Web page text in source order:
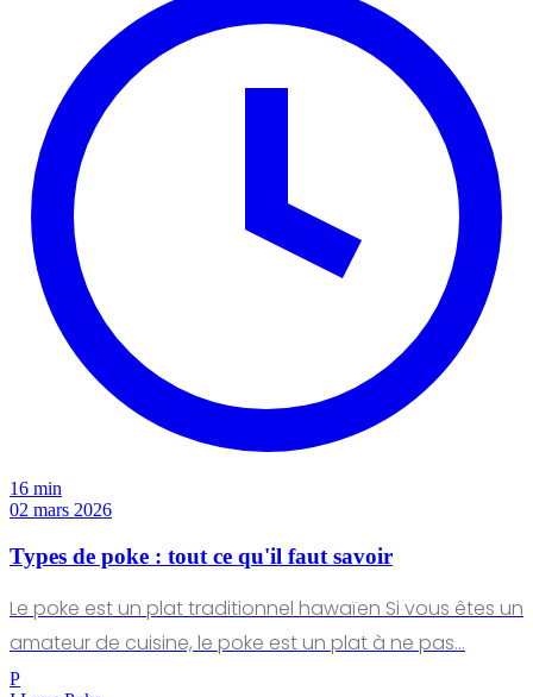
16 min
02 mars 2026
Types de poke : tout ce qu'il faut savoir
Le poke est un plat traditionnel hawaïen Si vous êtes un
amateur de cuisine, le poke est un plat à ne pas…
P